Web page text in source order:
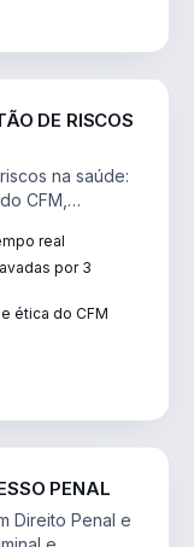
DE RISCOS
na saúde:
CFM,
real
por 3
ética do CFM
PENAL
Direito Penal e